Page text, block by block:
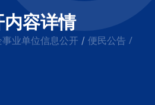
容详情
业单位信息公开 / 便民公告 /